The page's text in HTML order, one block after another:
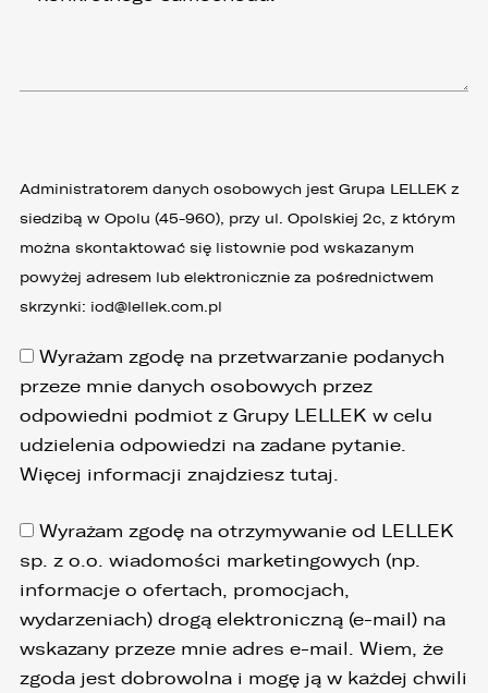
Administratorem danych osobowych jest Grupa LELLEK z
siedzibą w Opolu (45-960), przy ul. Opolskiej 2c, z którym
można skontaktować się listownie pod wskazanym
powyżej adresem lub elektronicznie za pośrednictwem
skrzynki: iod@lellek.com.pl
Wyrażam zgodę na przetwarzanie podanych
przeze mnie danych osobowych przez
odpowiedni podmiot z Grupy LELLEK w celu
udzielenia odpowiedzi na zadane pytanie.
Więcej informacji znajdziesz tutaj
Wyrażam zgodę na otrzymywanie od LELLEK
sp. z o.o. wiadomości marketingowych (np.
informacje o ofertach, promocjach,
wydarzeniach) drogą elektroniczną (e-mail) na
wskazany przeze mnie adres e-mail. Wiem, że
zgoda jest dobrowolna i mogę ją w każdej chwili